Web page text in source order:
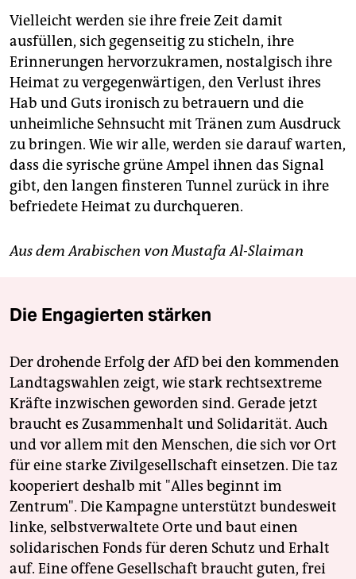
Vielleicht werden sie ihre freie Zeit damit
ausfüllen, sich gegenseitig zu sticheln, ihre
Erinnerungen hervorzukramen, nostalgisch ihre
Heimat zu vergegenwärtigen, den Verlust ihres
Hab und Guts ironisch zu betrauern und die
unheimliche Sehnsucht mit Tränen zum Ausdruck
zu bringen. Wie wir alle, werden sie darauf warten,
dass die syrische grüne Ampel ihnen das Signal
gibt, den langen finsteren Tunnel zurück in ihre
befriedete Heimat zu durchqueren.
Aus dem Arabischen von Mustafa Al-Slaiman
Die Engagierten stärken
Der drohende Erfolg der AfD bei den kommenden
Landtagswahlen zeigt, wie stark rechtsextreme
Kräfte inzwischen geworden sind. Gerade jetzt
braucht es Zusammenhalt und Solidarität. Auch
und vor allem mit den Menschen, die sich vor Ort
für eine starke Zivilgesellschaft einsetzen. Die taz
kooperiert deshalb mit "Alles beginnt im
Zentrum". Die Kampagne unterstützt bundesweit
linke, selbstverwaltete Orte und baut einen
solidarischen Fonds für deren Schutz und Erhalt
auf. Eine offene Gesellschaft braucht guten, frei